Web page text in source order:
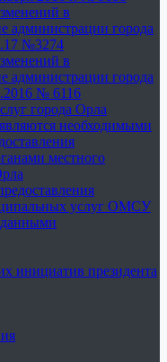
в
администрации города
№3274
в
администрации города
№ 6116
города Орла
необходимыми
местного
услуг ОМСУ
данными
инициатив президента